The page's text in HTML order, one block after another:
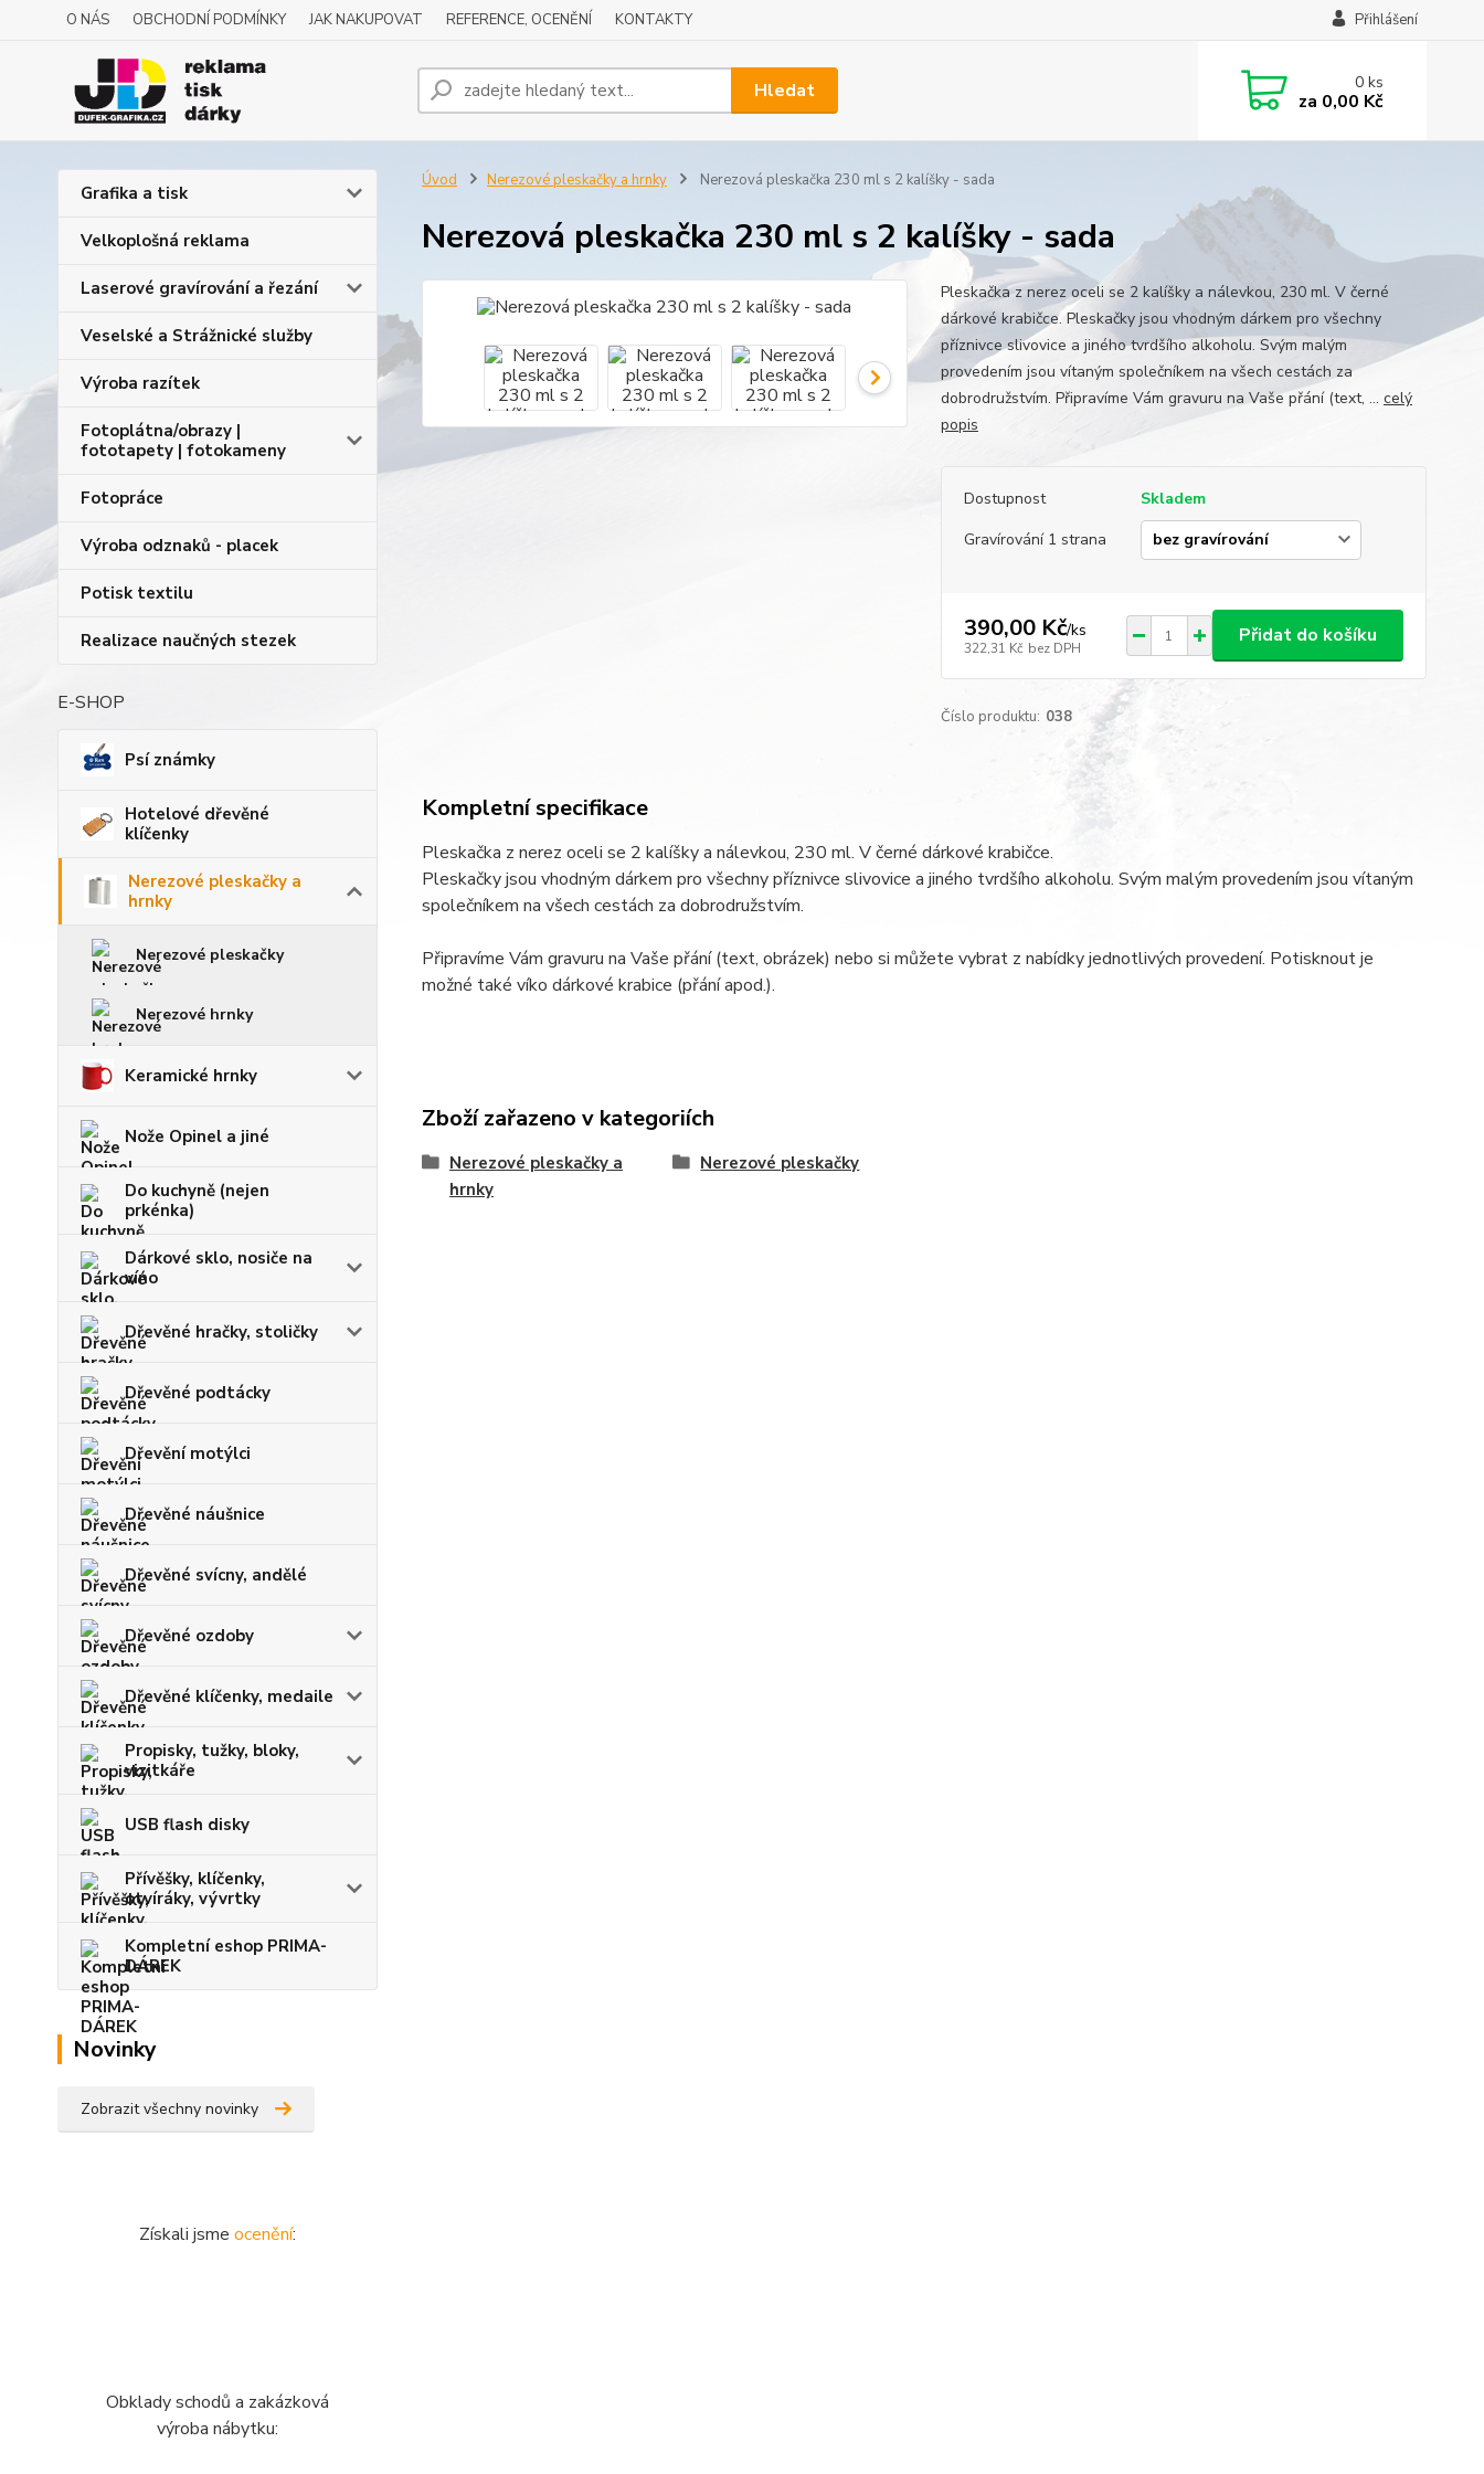
O NÁS OBCHODNÍ PODMÍNKY JAK NAKUPOVAT REFERENCE, OCENĚNÍ KONTAKTY Přihlášení
Hledat 0ks
za 0,00 Kč
Grafika a tisk
Velkoplošná reklama
Laserové gravírování a řezání
Veselské a Strážnické služby
Výroba razítek
Fotoplátna/obrazy |
fototapety | fotokameny
Fotopráce
Výroba odznaků - placek
Potisk textilu
Realizace naučných stezek
E-SHOP
Psí známky
Hotelové dřevěné
klíčenky
Nerezové pleskačky a
hrnky
Nerezové pleskačky
Nerezové hrnky
Keramické hrnky
Nože Opinel a jiné
Do kuchyně (nejen
prkénka)
Dárkové sklo, nosiče na
víno
Dřevěné hračky, stoličky
Dřevěné podtácky
Dřevění motýlci
Dřevěné náušnice
Dřevěné svícny, andělé
Dřevěné ozdoby
Dřevěné klíčenky, medaile
Propisky, tužky, bloky,
vizitkáře
USB flash disky
Přívěšky, klíčenky,
otvíráky, vývrtky
Kompletní eshop PRIMA-
DÁREK
Novinky
Zobrazit všechny novinky
Získali jsme ocenění:
Obklady schodů a zakázková
výroba nábytku:
Úvod Nerezové pleskačky a hrnky Nerezová pleskačka 230 ml s 2 kalíšky - sada
Nerezová pleskačka 230 ml s 2 kalíšky - sada
Pleskačka z nerez oceli se 2 kalíšky a nálevkou, 230 ml. V černé
dárkové krabičce. Pleskačky jsou vhodným dárkem pro všechny
příznivce slivovice a jiného tvrdšího alkoholu. Svým malým
provedením jsou vítaným společníkem na všech cestách za
dobrodružstvím. Připravíme Vám gravuru na Vaše přání (text, ... celý
popis
Dostupnost
Skladem
Gravírování 1 strana
390,00 Kč/ks
322,31 Kč bez DPH
Přidat do košíku
Číslo produktu: 038
Kompletní specifikace
Pleskačka z nerez oceli se 2 kalíšky a nálevkou, 230 ml. V černé dárkové krabičce.
Pleskačky jsou vhodným dárkem pro všechny příznivce slivovice a jiného tvrdšího alkoholu. Svým malým provedením jsou vítaným
společníkem na všech cestách za dobrodružstvím.
Připravíme Vám gravuru na Vaše přání (text, obrázek) nebo si můžete vybrat z nabídky jednotlivých provedení. Potisknout je
možné také víko dárkové krabice (přání apod.).
Zboží zařazeno v kategoriích
Nerezové pleskačky a
hrnky
Nerezové pleskačky